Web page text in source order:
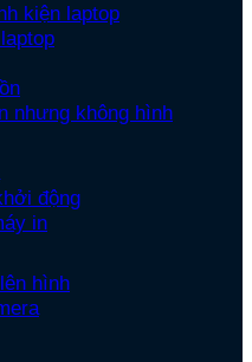
kiện laptop
nhưng không hình
động
in
hình